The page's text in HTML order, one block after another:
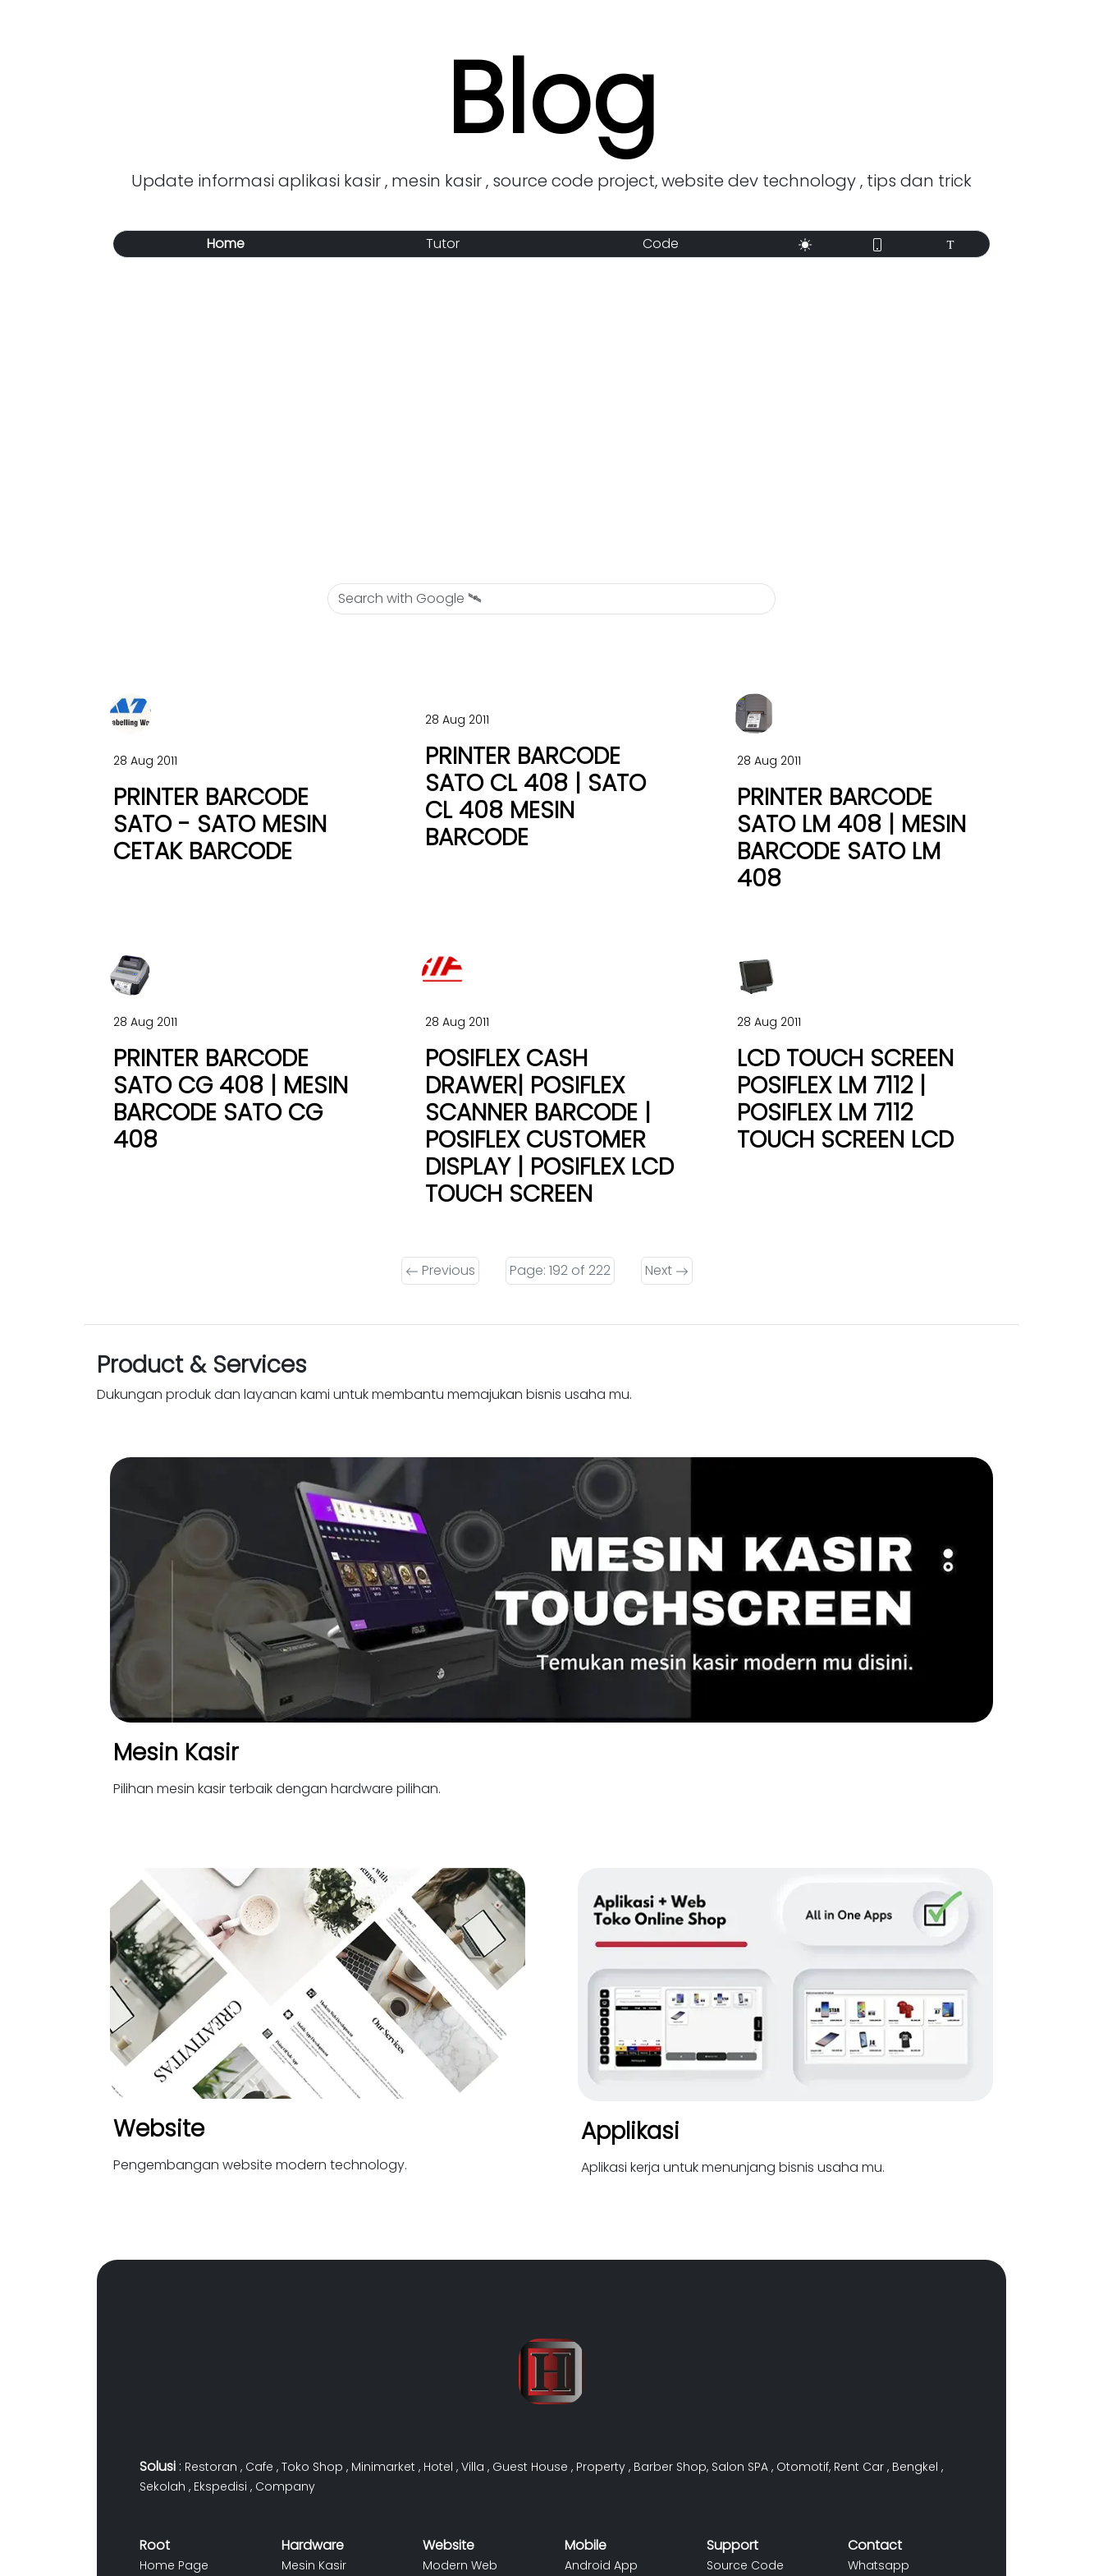
Blog
Update informasi aplikasi kasir , mesin kasir , source code project, website dev technology , tips dan trick
Home Tutor Code
28 Aug 2011
PRINTER BARCODE
SATO - SATO MESIN
CETAK BARCODE
28 Aug 2011
PRINTER BARCODE
SATO CL 408 | SATO
CL 408 MESIN
BARCODE
28 Aug 2011
PRINTER BARCODE
SATO LM 408 | MESIN
BARCODE SATO LM
408
28 Aug 2011
PRINTER BARCODE
SATO CG 408 | MESIN
BARCODE SATO CG
408
28 Aug 2011
POSIFLEX CASH
DRAWER| POSIFLEX
SCANNER BARCODE |
POSIFLEX CUSTOMER
DISPLAY | POSIFLEX LCD
TOUCH SCREEN
28 Aug 2011
LCD TOUCH SCREEN
POSIFLEX LM 7112 |
POSIFLEX LM 7112
TOUCH SCREEN LCD
Previous Page: 192 of 222 Next
Product & Services
Dukungan produk dan layanan kami untuk membantu memajukan bisnis usaha mu.
Mesin Kasir
Pilihan mesin kasir terbaik dengan hardware pilihan.
Website
Pengembangan website modern technology.
Applikasi
Aplikasi kerja untuk menunjang bisnis usaha mu.
Solusi : Restoran , Cafe , Toko Shop , Minimarket , Hotel , Villa , Guest House , Property , Barber Shop, Salon SPA , Otomotif, Rent Car , Bengkel ,
Sekolah , Ekspedisi , Company
Root
Home Page
Hardware
Mesin Kasir
Website
Modern Web
Mobile
Android App
Support
Source Code
Contact
Whatsapp